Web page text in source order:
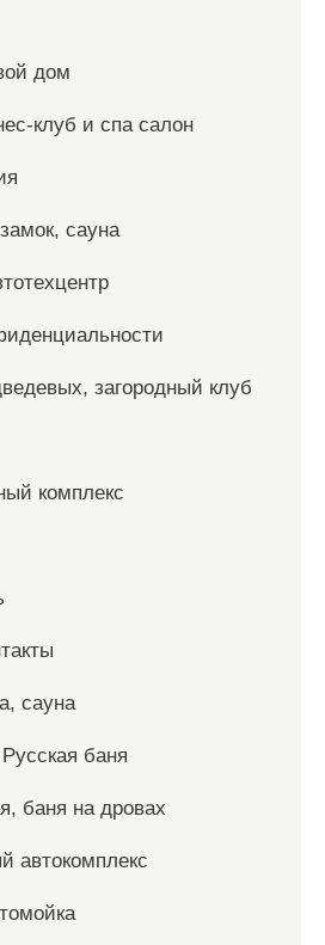
дом
клуб и спа салон
сауна
загородный клуб
комплекс
сауна
баня
баня на дровах
автокомплекс